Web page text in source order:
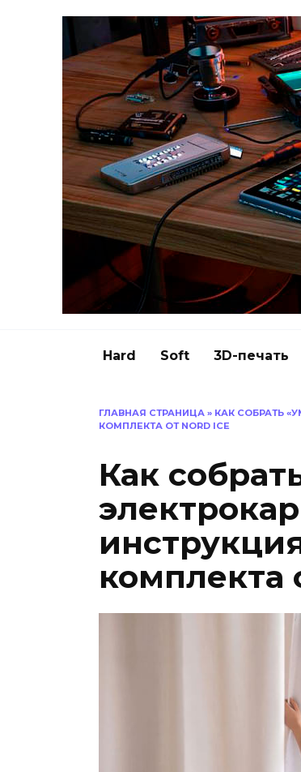
содержанию
Hard Soft 3D-печать
ГЛАВНАЯ СТРАНИЦА » КАК СОБРАТЬ
КОМПЛЕКТА ОТ NORD ICE
Как
комплекта